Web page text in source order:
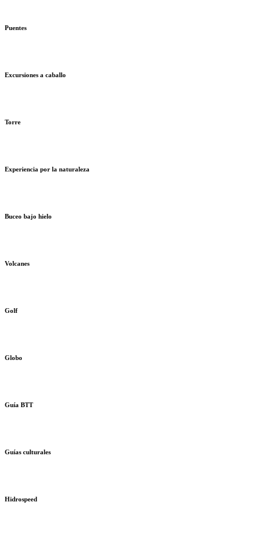
Puentes
Excursiones a caballo
Torre
Experiencia por la naturaleza
Buceo bajo hielo
Volcanes
Golf
Globo
Guía BTT
Guías culturales
Hidrospeed